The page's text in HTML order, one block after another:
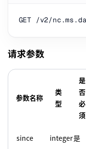
请求参数
参数名称
类
型
是
否
必
须
since integer是